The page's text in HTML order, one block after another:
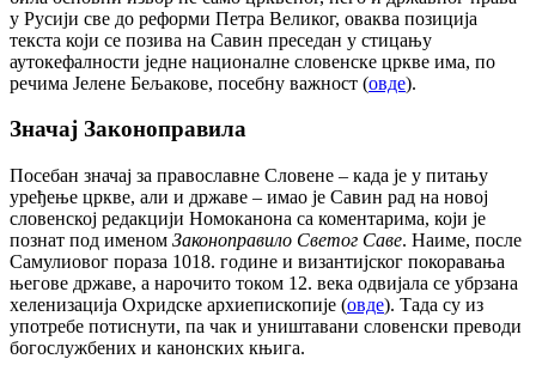
у Русији све до реформи Петра Великог, оваква позиција
текста који се позива на Савин преседан у стицању
аутокефалности једне националне словенске цркве има, по
речима Јелене Бељакове, посебну важност (овде).
Значај Законоправила
Посебан значај за православне Словене – када је у питању
уређење цркве, али и државе – имао је Савин рад на новој
словенској редакцији Номоканона са коментарима, који је
познат под именом Законоправило Светог Саве. Наиме, после
Самулиовог пораза 1018. године и византијског покоравања
његове државе, а нарочито током 12. века одвијала се убрзана
хеленизација Охридске архиепископије (овде). Тада су из
употребе потиснути, па чак и уништавани словенски преводи
богослужбених и канонских књига.